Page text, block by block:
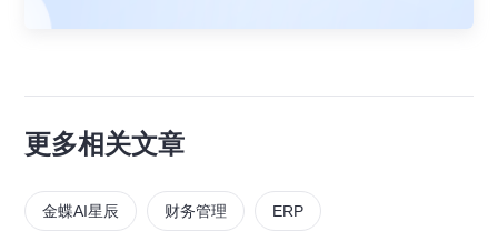
更多相关文章
金蝶AI星辰 财务管理 ERP